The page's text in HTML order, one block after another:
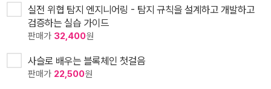
실전 위협 탐지 엔지니어링 - 탐지 규칙을 설계하고 개발하고
검증하는 실습 가이드
판매가 32,400원
사슬로 배우는 블록체인 첫걸음
판매가 22,500원